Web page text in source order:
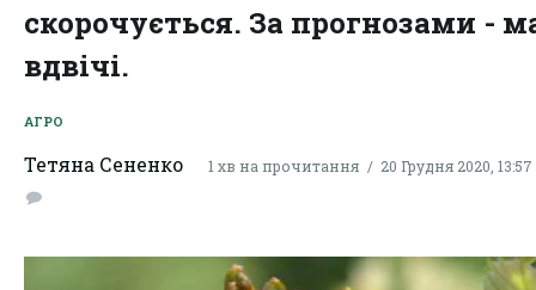
скорочується. За прогнозами -
вдвічі.
АГРО
Тетяна Сененко 1 хв на прочитання 20 Грудня 2020, 13:57